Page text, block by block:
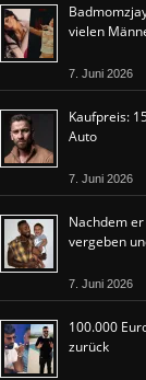
vielen
7. Juni 2026
Kaufpreis:
Auto
7. Juni 2026
Nachdem
vergeben
7. Juni 2026
100.000
zurück